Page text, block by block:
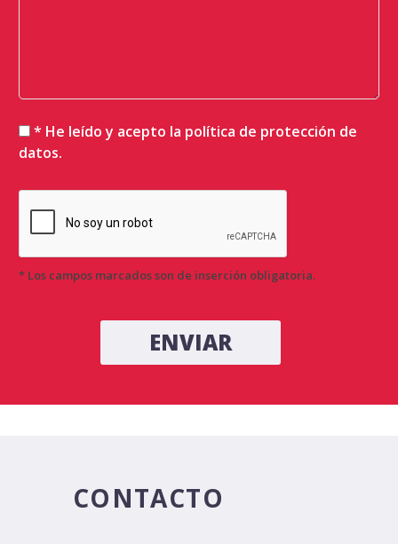
* He leído y acepto la política de protección de
datos.
* Los campos marcados son de inserción obligatoria.
CONTACTO